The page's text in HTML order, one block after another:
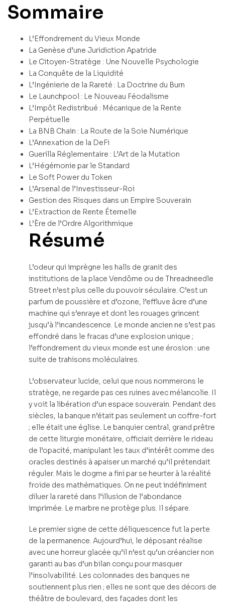
Sommaire
L’Effondrement du Vieux Monde
La Genèse d’une Juridiction Apatride
Le Citoyen-Stratège : Une Nouvelle Psychologie
La Conquête de la Liquidité
L’Ingénierie de la Rareté : La Doctrine du Burn
Le Launchpool : Le Nouveau Féodalisme
L’Impôt Redistribué : Mécanique de la Rente
Perpétuelle
La BNB Chain : La Route de la Soie Numérique
L’Annexation de la DeFi
Guerilla Réglementaire : L’Art de la Mutation
L’Hégémonie par le Standard
Le Soft Power du Token
L’Arsenal de l’Investisseur-Roi
Gestion des Risques dans un Empire Souverain
L’Extraction de Rente Éternelle
L’Ère de l’Ordre Algorithmique
Résumé
L’odeur qui imprègne les halls de granit des
institutions de la place Vendôme ou de Threadneedle
Street n’est plus celle du pouvoir séculaire. C’est un
parfum de poussière et d’ozone, l’effluve âcre d’une
machine qui s’enraye et dont les rouages grincent
jusqu’à l’incandescence. Le monde ancien ne s’est pas
effondré dans le fracas d’une explosion unique ;
l’effondrement du vieux monde est une érosion : une
suite de trahisons moléculaires.
L’observateur lucide, celui que nous nommerons le
stratège, ne regarde pas ces ruines avec mélancolie. Il
y voit la libération d’un espace souverain. Pendant des
siècles, la banque n’était pas seulement un coffre-fort
; elle était une église. Le banquier central, grand prêtre
de cette liturgie monétaire, officiait derrière le rideau
de l’opacité, manipulant les taux d’intérêt comme des
oracles destinés à apaiser un marché qu’il prétendait
réguler. Mais le dogme a fini par se heurter à la réalité
froide des mathématiques. On ne peut indéfiniment
diluer la rareté dans l’illusion de l’abondance
imprimée. Le marbre ne protège plus. Il sépare.
Le premier signe de cette déliquescence fut la perte
de la permanence. Aujourd’hui, le déposant réalise
avec une horreur glacée qu’il n’est qu’un créancier non
garanti au bas d’un bilan conçu pour masquer
l’insolvabilité. Les colonnades des banques ne
soutiennent plus rien ; elles ne sont que des décors de
théâtre de boulevard, des façades dont les